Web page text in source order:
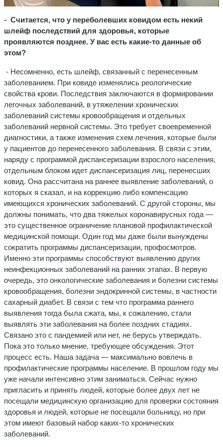
- Считается, что у переболевших ковидом есть некий
шлейф последствий для здоровья, которые
проявляются позднее. У вас есть какие-то данные об
этом?
- Несомненно, есть шлейф, связанный с перенесенным
заболеванием. При ковиде изменялись реологические
свойства крови. Последствия заключаются в формировании
легочных заболеваний, в утяжелении хронических
заболеваний системы кровообращения и отдельных
заболеваний нервной системы. Это требует своевременной
диагностики, а также изменения схем лечения, которые были
у пациентов до перенесенного заболевания. В связи с этим,
наряду с программой диспансеризации взрослого населения,
отдельным блоком идет диспансеризация лиц, перенесших
ковид. Она рассчитана на раннее выявление заболеваний, о
которых я сказал, и на коррекцию либо компенсацию
имеющихся хронических заболеваний. С другой стороны, мы
должны понимать, что два тяжелых коронавирусных года —
это существенное ограничение плановой профилактической
медицинской помощи. Один год мы даже были вынуждены
сократить программы диспансеризации, профосмотров.
Именно эти программы способствуют выявлению других
неинфекционных заболеваний на ранних этапах. В первую
очередь, это онкологические заболевания и болезни системы
кровообращения, болезни эндокринной системы, в частности
сахарный диабет. В связи с тем что программа раннего
выявления тогда была сжата, мы, к сожалению, стали
выявлять эти заболевания на более поздних стадиях.
Связано это с пандемией или нет, не берусь утверждать.
Пока это только мнение, требующее обсуждения. Этот
процесс есть. Наша задача — максимально вовлечь в
профилактические программы население. В прошлом году мы
уже начали интенсивно этим заниматься. Сейчас нужно
пригласить и принять людей, которые более двух лет не
посещали медицинскую организацию для проверки состояния
здоровья и людей, которые не посещали больницу, но при
этом имеют базовый набор каких-то хронических
заболеваний.